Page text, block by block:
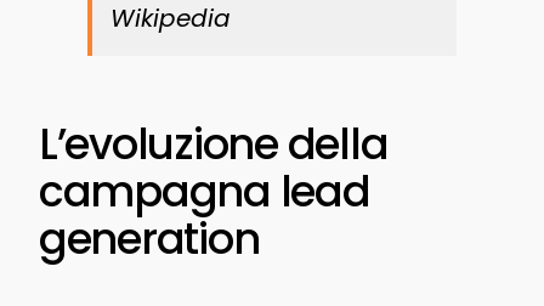
Wikipedia
L’evoluzione della
campagna lead
generation